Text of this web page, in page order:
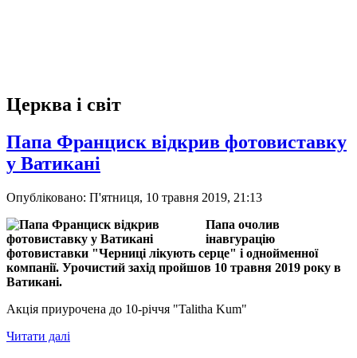
Церква і світ
Папа Франциск відкрив фотовиставку
у Ватикані
Опубліковано: П'ятниця, 10 травня 2019, 21:13
Папа очолив
інавгурацію
фотовиставки "Черниці лікують серце" і однойменної
компанії. Урочистий захід пройшов 10 травня 2019 року в
Ватикані.
Акція приурочена до 10-річчя "Talitha Kum"
Читати далі